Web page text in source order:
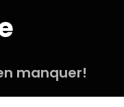
manquer!